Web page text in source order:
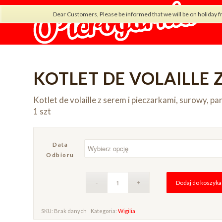
Dear Customers, Please be informed that we will be on holiday
KOTLET DE VOLAILLE
Kotlet de volaille z serem i pieczarkami, surowy,
1 szt
Data
Odbioru
Dodaj do koszyka
SKU: Brak danych Kategoria: Wigilia